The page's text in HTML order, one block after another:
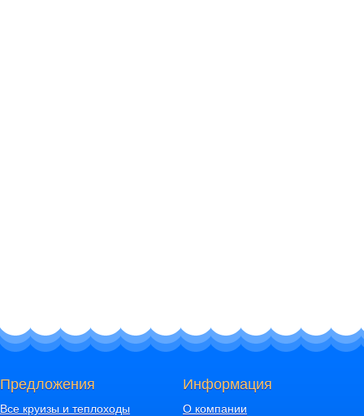
Предложения
Все круизы и теплоходы
Информация
О компании